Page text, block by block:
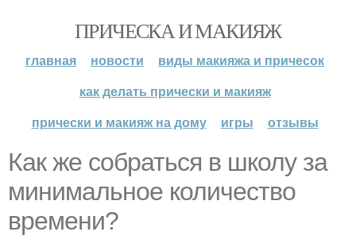
ПРИЧЕСКА И МАКИЯЖ
главная новости
виды макияжа и причесок
как делать прически и макияж
прически и макияж на дому
игры отзывы
Как же собраться в школу за
минимальное количество
времени?